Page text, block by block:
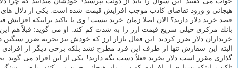
هیجانی و ورود تقاضای كاذب موجب افزایش قیمت شده است. یكی از دلال
قصد خرید دلار دارید؟ الان اصلا زمان خرید نیست! وی با تاكید براینكه
بانك مركزی خیلی سریع قیمت ارز را به شدت كم كند. او می گوید: قبلاً هم
خریداران دلار ضرر كردند. این فعال بازار ارز كه خودش نیز تجربه ضرر
البته این سفارش تنها از طرف این فرد مطرح نشد بلكه برخی دیگر از
گذاری مقرر است دلار بخرید فعلاً دست نگه دارید! یكی از این افراد می